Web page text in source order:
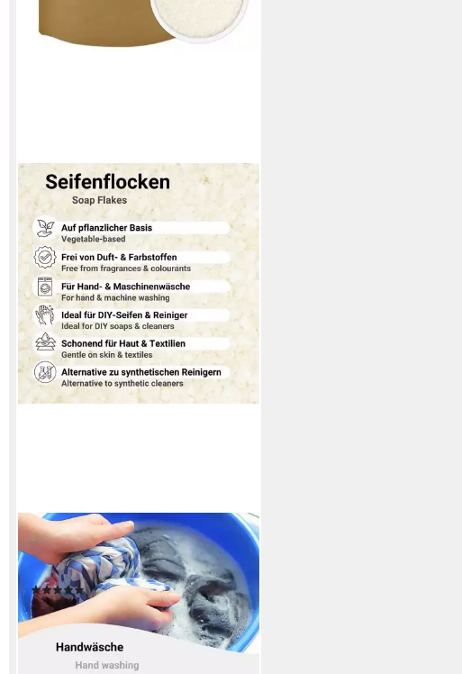
DISTREBUTION
Handseife Seifenflocken, natürlicher
Reiniger, rein pflanzlich
(1)
ab 11,99 €
(11,99 €/ 1 kg)
lieferbar - in 2-3 Werktagen bei dir